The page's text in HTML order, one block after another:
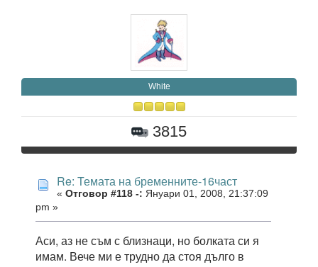
White
3815
Re: Темата на бременните-16част
« Отговор #118 -: Януари 01, 2008, 21:37:09
pm »
Аси, аз не съм с близнаци, но болката си я
имам. Вече ми е трудно да стоя дълго в